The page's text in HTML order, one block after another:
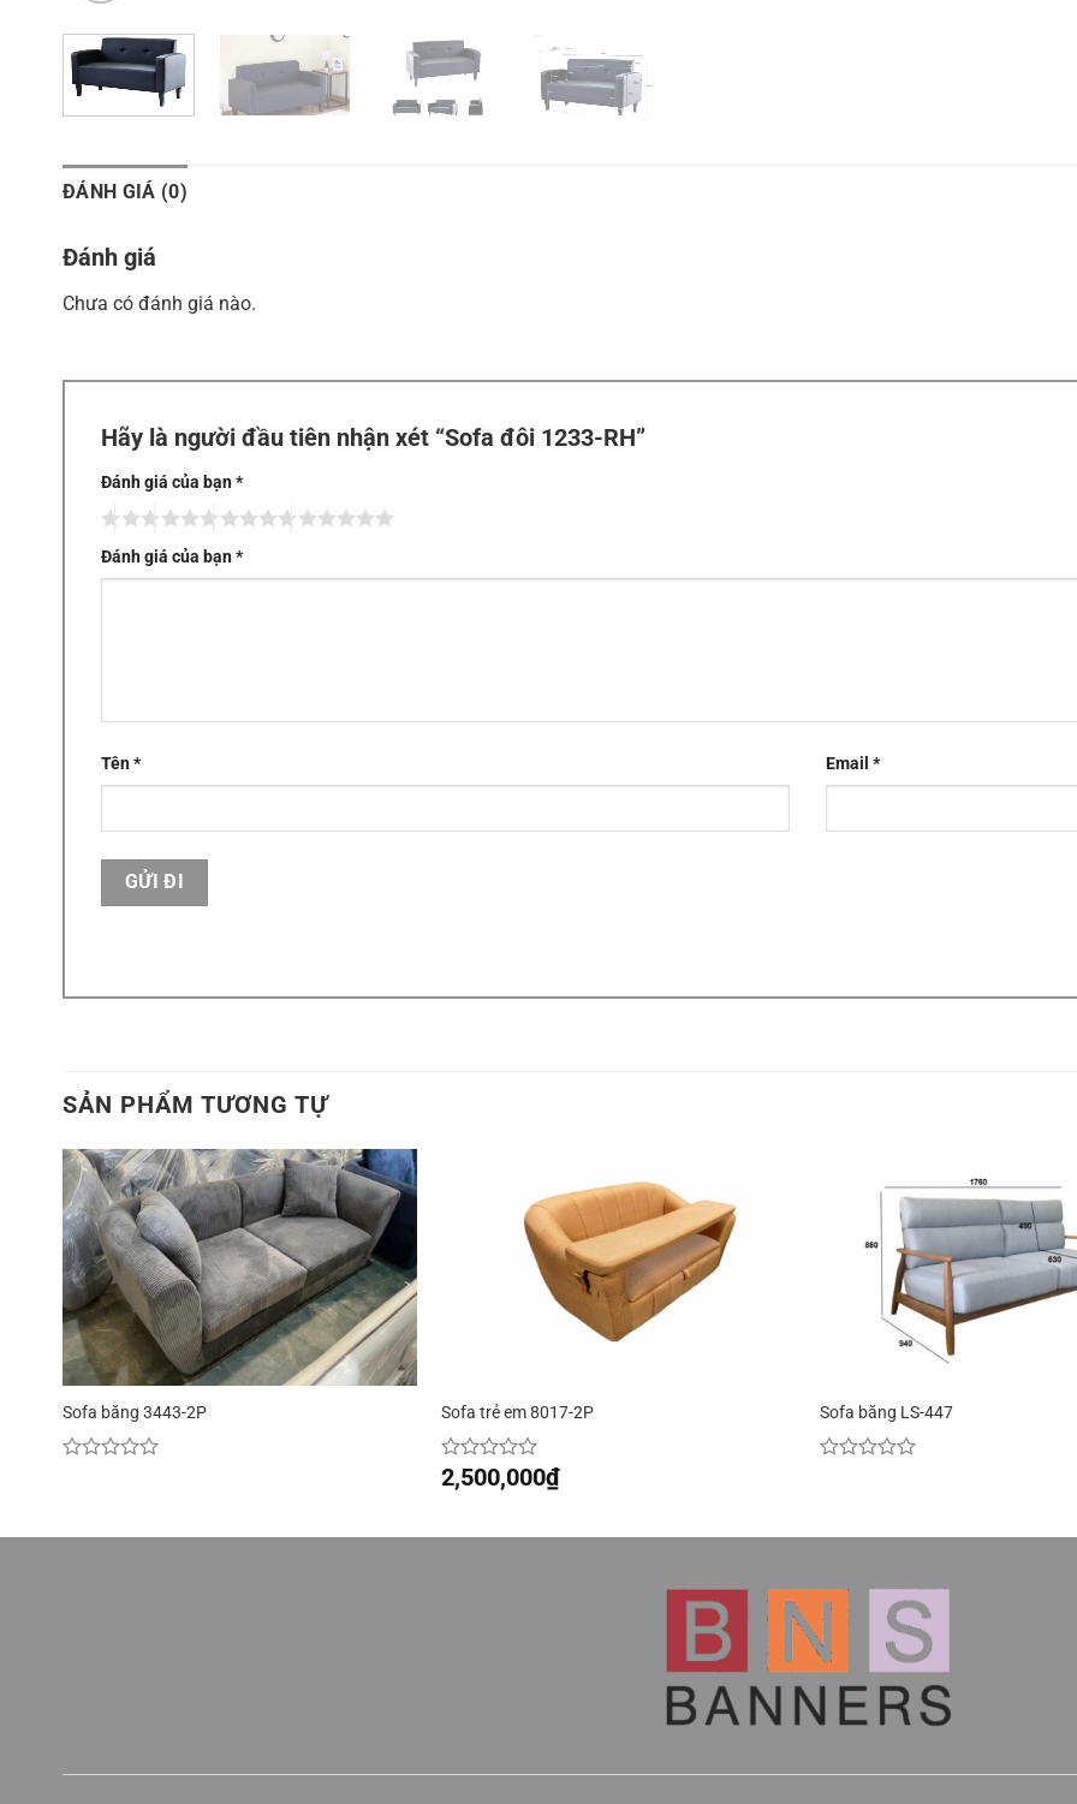
ĐÁNH GIÁ (0)
Đánh giá
Chưa có đánh giá nào.
Hãy là người đầu tiên nhận xét “Sofa đôi 1233-RH”
Đánh giá của bạn*
Đánh giá của bạn*
Tên* Email *
SẢN PHẨM TƯƠNG TỰ
Sofa băng 3443-2P
0
Sofa trẻ em 8017-2P
Được
xếp
0
2,500,000₫
Sofa băng LS-447
0